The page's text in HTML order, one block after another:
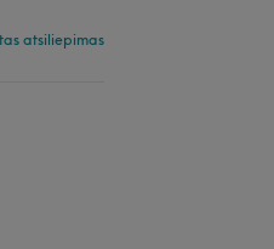
atsiliepimas